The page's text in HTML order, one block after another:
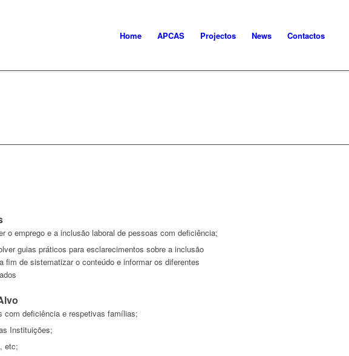
Home APCAS Projectos News Contactos
o emprego e a inclusão laboral de pessoas com deficiência;
guias práticos para esclarecimentos sobre a inclusão
fim de sistematizar o conteúdo e informar os diferentes
com deficiência e respetivas famílias;
Instituições;
etc;